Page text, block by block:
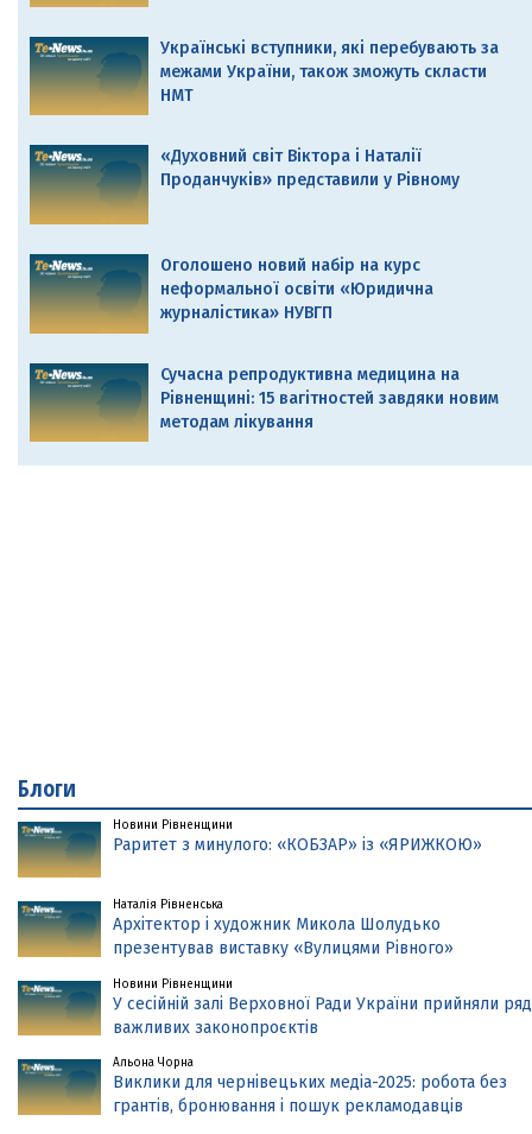
Українські вступники, які перебувають за
межами України, також зможуть скласти
НМТ
«Духовний світ Віктора і Наталії
Проданчуків» представили у Рівному
Оголошено новий набір на курс
неформальної освіти «Юридична
журналістика» НУВГП
Сучасна репродуктивна медицина на
Рівненщині: 15 вагітностей завдяки новим
методам лікування
Блоги
Новини Рівненщини
Раритет з минулого: «КОБЗАР» із «ЯРИЖКОЮ»
Наталія Рівненська
Архітектор і художник Микола Шолудько
презентував виставку «Вулицями Рівного»
Новини Рівненщини
У сесійній залі Верховної Ради України прийняли ряд
важливих законопроєктів
Альона Чорна
Виклики для чернівецьких медіа-2025: робота без
грантів, бронювання і пошук рекламодавців